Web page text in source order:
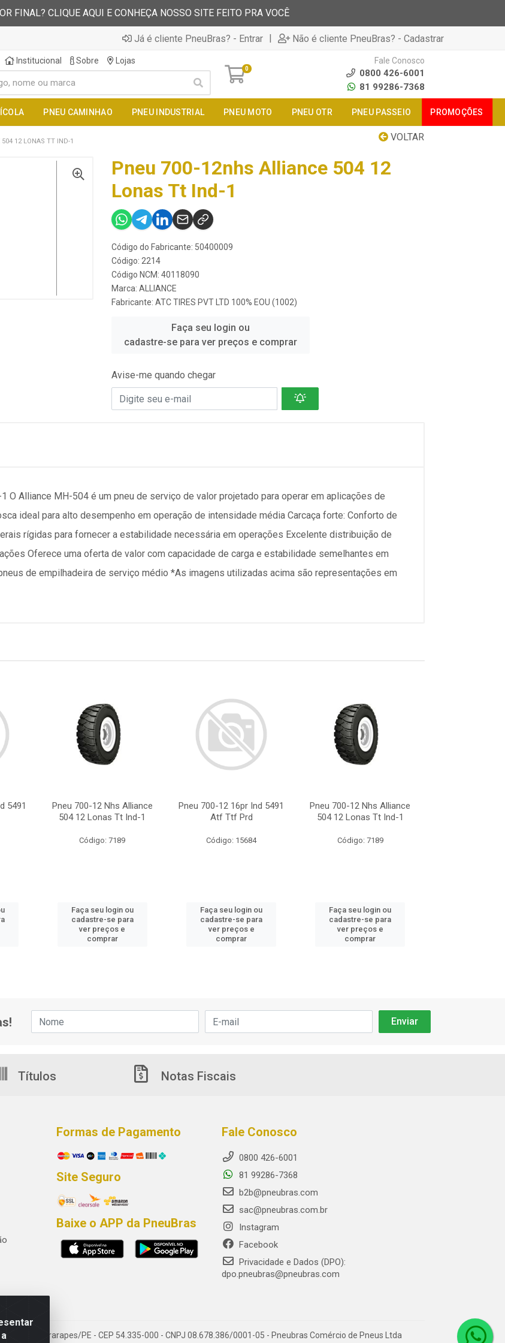
FINAL? CLIQUE AQUI E CONHEÇA NOSSO SITE FEITO PRA VOCÊ
Já é cliente PneuBras? - Entrar | Não é cliente PneuBras? - Cadastrar
Institucional Sobre Lojas
0
Fale Conosco
0800 426-6001
81 99286-7368
PNEU CAMINHAO PNEU INDUSTRIAL PNEU MOTO PNEU OTR PNEU PASSEIO PROMOÇÕES
VOLTAR
12 LONAS TT IND-1
Pneu 700-12nhs Alliance 504 12
Lonas Tt Ind-1
Código do Fabricante: 50400009
Código: 2214
Código NCM: 40118090
Marca: ALLIANCE
Fabricante: ATC TIRES PVT LTD 100% EOU (1002)
Faça seu login ou
cadastre-se para ver preços e comprar
Avise-me quando chegar
O Alliance MH-504 é um pneu de serviço de valor projetado para operar em aplicações de
ideal para alto desempenho em operação de intensidade média Carcaça forte: Conforto de
rígidas para fornecer a estabilidade necessária em operações Excelente distribuição de
Oferece uma oferta de valor com capacidade de carga e estabilidade semelhantes em
de empilhadeira de serviço médio *As imagens utilizadas acima são representações em
5491
Pneu 700-12 Nhs Alliance
504 12 Lonas Tt Ind-1
Código: 7189
Faça seu login ou
cadastre-se para
ver preços e
comprar
Pneu 700-12 16pr Ind 5491
Atf Ttf Prd
Código: 15684
Faça seu login ou
cadastre-se para
ver preços e
comprar
Pneu 700-12 Nhs Alliance
504 12 Lonas Tt Ind-1
Código: 7189
Faça seu login ou
cadastre-se para
ver preços e
comprar
Títulos Notas Fiscais
Formas de Pagamento
Site Seguro
Baixe o APP da PneuBras
Fale Conosco
0800 426-6001
81 99286-7368
b2b@pneubras.com
sac@pneubras.com.br
Instagram
Facebook
Privacidade e Dados (DPO):
dpo.pneubras@pneubras.com
dos Guararapes/PE - CEP 54.335-000 - CNPJ 08.678.386/0001-05 - Pneubras Comércio de Pneus Ltda